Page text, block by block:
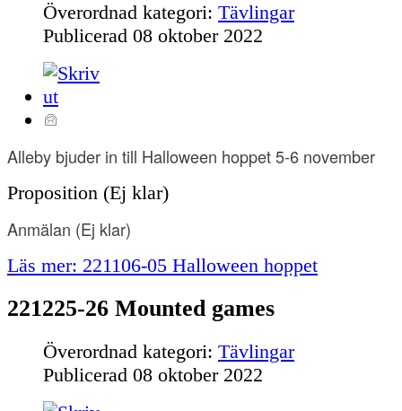
Överordnad kategori: Tävlingar
Publicerad 08 oktober 2022
Alleby bjuder in till Halloween hoppet 5-6 november
Proposition (Ej klar)
Anmälan (Ej klar)
Läs mer: 221106-05 Halloween hoppet
221225-26 Mounted games
Överordnad kategori: Tävlingar
Publicerad 08 oktober 2022